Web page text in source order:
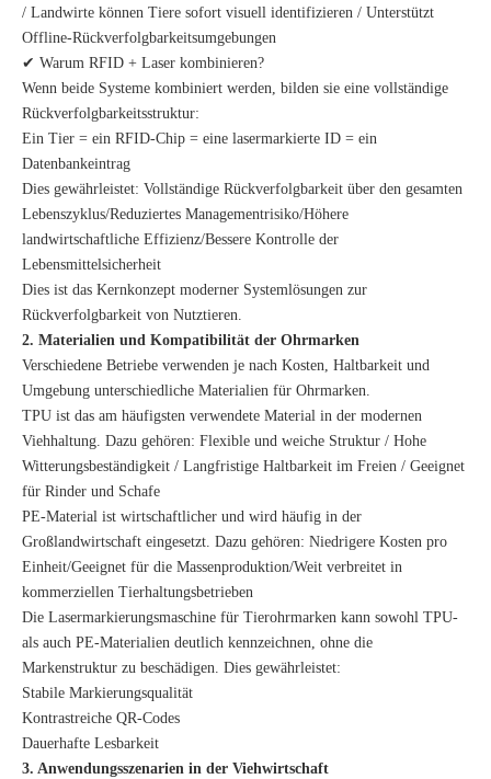
/ Landwirte können Tiere sofort visuell identifizieren / Unterstützt
Offline-Rückverfolgbarkeitsumgebungen
✔ Warum RFID + Laser kombinieren?
Wenn beide Systeme kombiniert werden, bilden sie eine vollständige
Rückverfolgbarkeitsstruktur:
Ein Tier = ein RFID-Chip = eine lasermarkierte ID = ein
Datenbankeintrag
Dies gewährleistet: Vollständige Rückverfolgbarkeit über den gesamten
Lebenszyklus/Reduziertes Managementrisiko/Höhere
landwirtschaftliche Effizienz/Bessere Kontrolle der
Lebensmittelsicherheit
Dies ist das Kernkonzept moderner Systemlösungen zur
Rückverfolgbarkeit von Nutztieren.
2. Materialien und Kompatibilität der Ohrmarken
Verschiedene Betriebe verwenden je nach Kosten, Haltbarkeit und
Umgebung unterschiedliche Materialien für Ohrmarken.
TPU ist das am häufigsten verwendete Material in der modernen
Viehhaltung. Dazu gehören: Flexible und weiche Struktur / Hohe
Witterungsbeständigkeit / Langfristige Haltbarkeit im Freien / Geeignet
für Rinder und Schafe
PE-Material ist wirtschaftlicher und wird häufig in der
Großlandwirtschaft eingesetzt. Dazu gehören: Niedrigere Kosten pro
Einheit/Geeignet für die Massenproduktion/Weit verbreitet in
kommerziellen Tierhaltungsbetrieben
Die Lasermarkierungsmaschine für Tierohrmarken kann sowohl TPU-
als auch PE-Materialien deutlich kennzeichnen, ohne die
Markenstruktur zu beschädigen. Dies gewährleistet:
Stabile Markierungsqualität
Kontrastreiche QR-Codes
Dauerhafte Lesbarkeit
3. Anwendungsszenarien in der Viehwirtschaft